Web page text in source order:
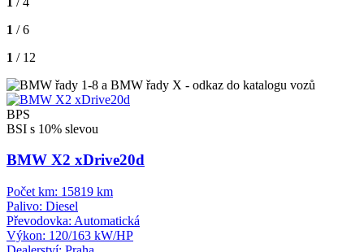
1 / 6
1 / 12
BPS
BSI s 10% slevou
BMW X2 xDrive20d
Počet km: 15819 km
Palivo: Diesel
Převodovka: Automatická
Výkon: 120/163 kW/HP